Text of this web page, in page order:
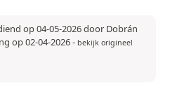
op 04-05-2026 door Dobrán
op 02-04-2026- bekijk origineel